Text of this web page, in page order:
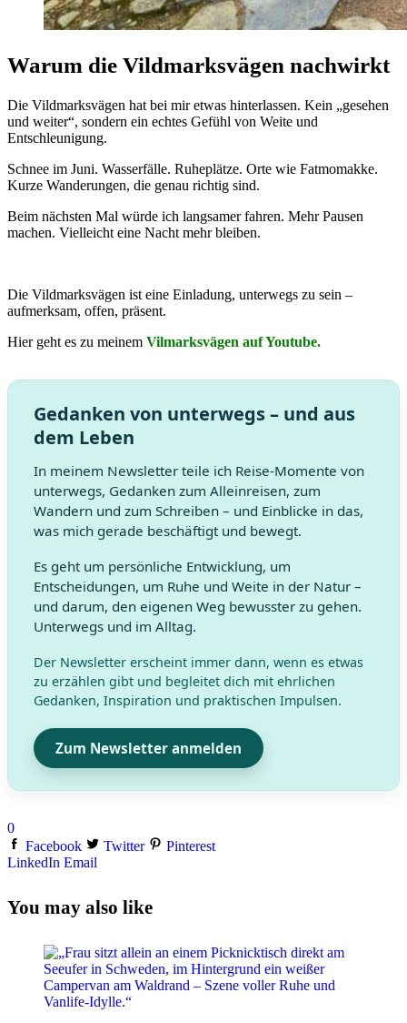
Warum die Vildmarksvägen nachwirkt
Die Vildmarksvägen hat bei mir etwas hinterlassen. Kein „gesehen
und weiter“, sondern ein echtes Gefühl von Weite und
Entschleunigung.
Schnee im Juni. Wasserfälle. Ruheplätze. Orte wie Fatmomakke.
Kurze Wanderungen, die genau richtig sind.
Beim nächsten Mal würde ich langsamer fahren. Mehr Pausen
machen. Vielleicht eine Nacht mehr bleiben.
Die Vildmarksvägen ist eine Einladung, unterwegs zu sein –
aufmerksam, offen, präsent.
Hier geht es zu meinem Vilmarksvägen auf Youtube.
Gedanken von unterwegs – und aus
dem Leben
In meinem Newsletter teile ich Reise-Momente von
unterwegs, Gedanken zum Alleinreisen, zum
Wandern und zum Schreiben – und Einblicke in das,
was mich gerade beschäftigt und bewegt.
Es geht um persönliche Entwicklung, um
Entscheidungen, um Ruhe und Weite in der Natur –
und darum, den eigenen Weg bewusster zu gehen.
Unterwegs und im Alltag.
Der Newsletter erscheint immer dann, wenn es etwas
zu erzählen gibt und begleitet dich mit ehrlichen
Gedanken, Inspiration und praktischen Impulsen.
Zum Newsletter anmelden
0
Facebook
Twitter
Pinterest
LinkedIn Email
You may also like